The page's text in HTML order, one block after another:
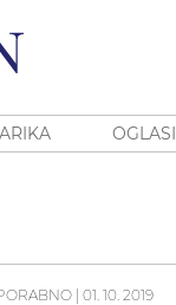
OGLASI
| 01. 10. 2019